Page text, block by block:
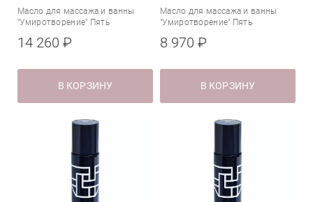
Масло для массажа и ванны
"Умиротворение" Пять
14 260 ₽
В КОРЗИНУ
Масло для массажа и ванны
"Умиротворение" Пять
8 970 ₽
В КОРЗИНУ